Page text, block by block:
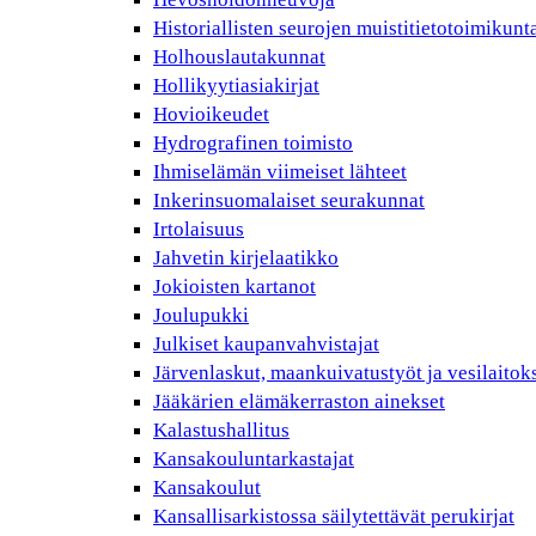
Historiallisten seurojen
Holhouslautakunnat
Hollikyytiasiakirjat
Hovioikeudet
Hydrografinen toimisto
Ihmiselämän viimeiset lähteet
Inkerinsuomalaiset seurakunnat
Irtolaisuus
Jahvetin kirjelaatikko
Jokioisten kartanot
Joulupukki
Julkiset kaupanvahvistajat
Järvenlaskut, maankuivatustyöt ja
Jääkärien elämäkerraston ainekset
Kalastushallitus
Kansakouluntarkastajat
Kansakoulut
Kansallisarkistossa säilytettävät perukirjat